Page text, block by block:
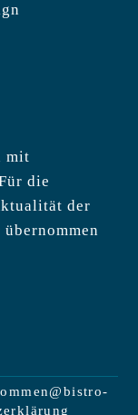
mit
die
der